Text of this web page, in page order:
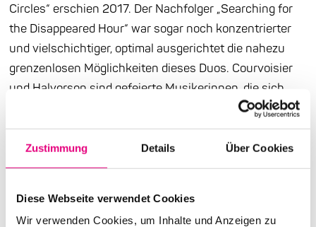
Zustimmung Details Über Cookies
Diese Webseite verwendet Cookies
Wir verwenden Cookies, um Inhalte und Anzeigen zu
Circles“ erschien 2017. Der Nachfolger „Searching for
the Disappeared Hour“ war sogar noch konzentrierter
und vielschichtiger, optimal ausgerichtet die nahezu
grenzenlosen Möglichkeiten dieses Duos. Courvoisier
und Halvorson sind gefeierte Musikerinnen, die sich
zwischen Impro-Szene, Free Jazz und Neuer Musik
bewegen. In ihren Formationen geht es immer darum,
eingespielte Muster aufzubrechen, aus den
Mitspielenden durch dekonstruktive Verfahren etwas
verborgen geblieben ist.